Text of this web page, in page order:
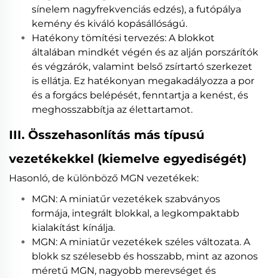
sínelem nagyfrekvenciás edzés), a futópálya
kemény és kiváló kopásállóságú.
Hatékony tömítési tervezés: A blokkot
általában mindkét végén és az alján porszárítók
és végzárók, valamint belső zsírtartó szerkezet
is ellátja. Ez hatékonyan megakadályozza a por
és a forgács belépését, fenntartja a kenést, és
meghosszabbítja az élettartamot.
III. Összehasonlítás más típusú
vezetékekkel (kiemelve egyediségét)
Hasonló, de különböző MGN vezetékek:
MGN: A miniatűr vezetékek szabványos
formája, integrált blokkal, a legkompaktabb
kialakítást kínálja.
MGN: A miniatűr vezetékek széles változata. A
blokk sz szélesebb és hosszabb, mint az azonos
méretű MGN, nagyobb merevséget és